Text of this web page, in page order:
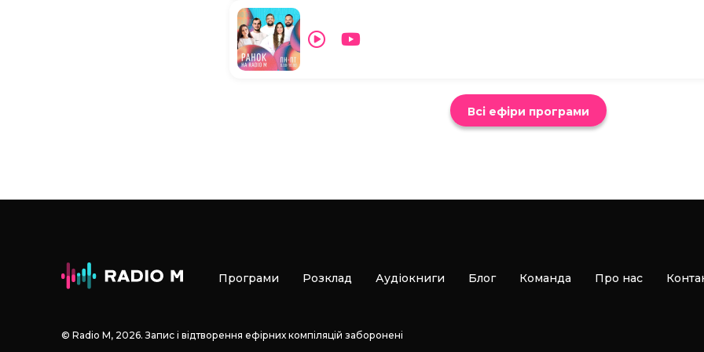
Всі ефіри програми
Програми Розклад Аудіокниги Блог Команда Про нас
© Radio М, 2026. Запис і відтворення ефірних компіляцій заборонені